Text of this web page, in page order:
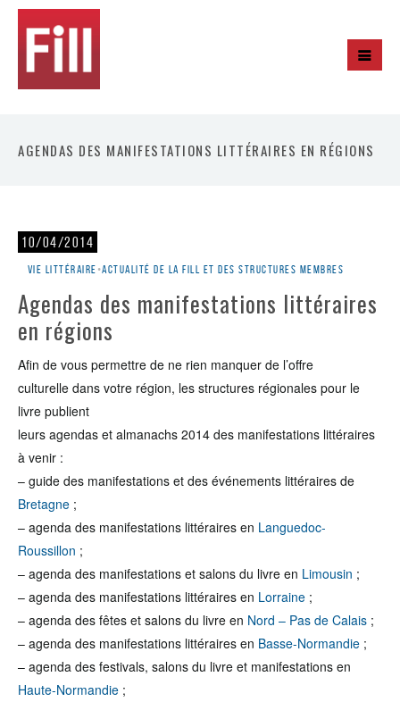
AGENDAS DES MANIFESTATIONS LITTÉRAIRES EN RÉGIONS
10/04/2014
Vie littéraire •Actualité de la Fill et des structures membres
Agendas des manifestations littéraires
en régions
Afin de vous permettre de ne rien manquer de l’offre
culturelle dans votre région, les structures régionales pour le
livre publient
leurs agendas et almanachs 2014 des manifestations littéraires
à venir :
– guide des manifestations et des événements littéraires de
Bretagne ;
– agenda des manifestations littéraires en Languedoc-
Roussillon ;
– agenda des manifestations et salons du livre en Limousin ;
– agenda des manifestations littéraires en Lorraine ;
– agenda des fêtes et salons du livre en Nord – Pas de Calais ;
– agenda des manifestations littéraires en Basse-Normandie ;
– agenda des festivals, salons du livre et manifestations en
Haute-Normandie ;